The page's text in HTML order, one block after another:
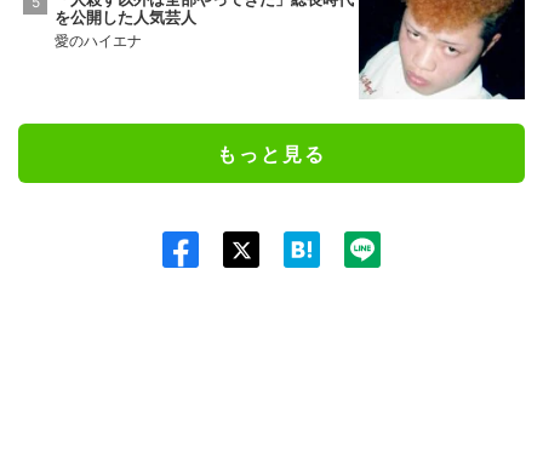
を公開した人気芸人
愛のハイエナ
もっと見る